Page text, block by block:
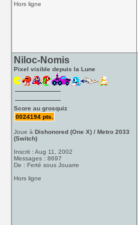
Hors ligne
Niloc-Nomis
Pixel visible depuis la Lune
Score au grosquiz
0024194 pts.
Joue àDishonored (One X) / Metro 2033
(Switch)
Inscrit : Aug 11, 2002
Messages : 8697
De : Ferté sous Jouarre
Hors ligne